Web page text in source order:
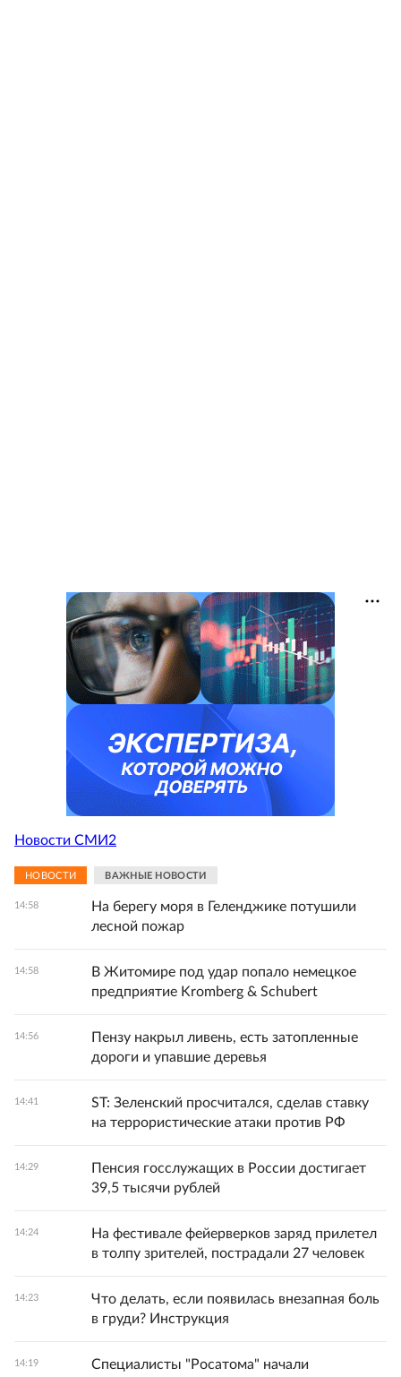
Новости СМИ2
НОВОСТИ ВАЖНЫЕ НОВОСТИ
14:58
На берегу моря в Геленджике потушили
лесной пожар
14:58
В Житомире под удар попало немецкое
предприятие Kromberg & Schubert
14:56
Пензу накрыл ливень, есть затопленные
дороги и упавшие деревья
14:41
ST: Зеленский просчитался, сделав ставку
на террористические атаки против РФ
14:29
Пенсия госслужащих в России достигает
39,5 тысячи рублей
14:24
На фестивале фейерверков заряд прилетел
в толпу зрителей, пострадали 27 человек
14:23
Что делать, если появилась внезапная боль
в груди? Инструкция
14:19
Специалисты "Росатома" начали